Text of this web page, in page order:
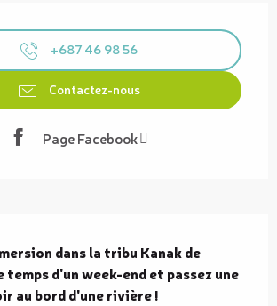
+687 46 98 56
Contactez-nous
Page Facebook
dans la tribu Kanak de
temps d'un week-end et passez une
au bord d'une rivière !